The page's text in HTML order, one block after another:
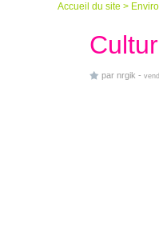
Accueil du site >
par nrgik -